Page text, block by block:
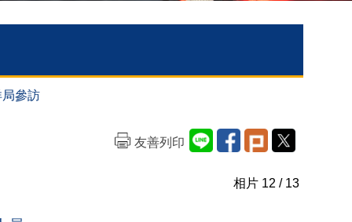
參訪
友善列印
相片 12 / 13